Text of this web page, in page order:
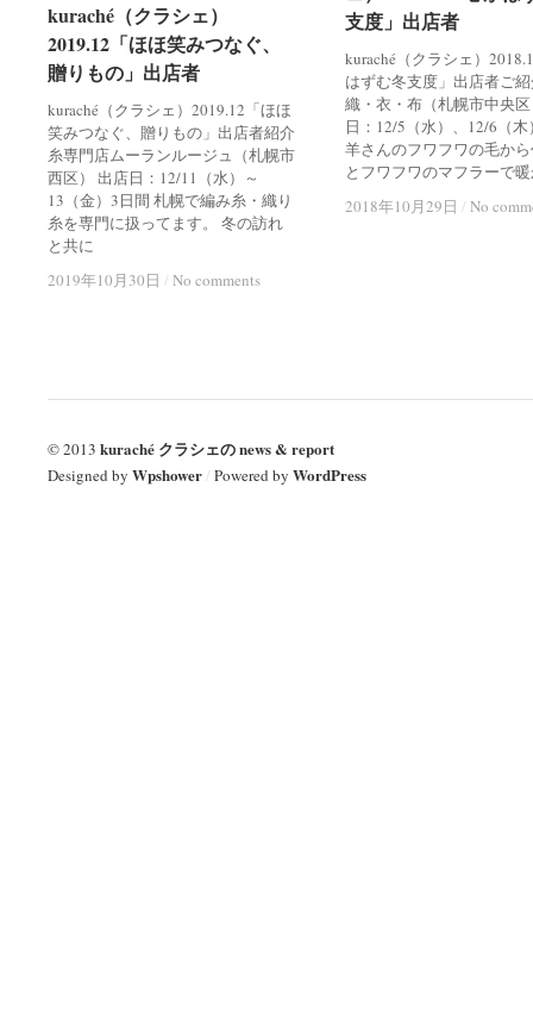
kuraché（クラシェ）
2019.12「ほほ笑みつなぐ、
贈りもの」出店者
kuraché（クラシェ）2019.12「ほほ
笑みつなぐ、贈りもの」出店者紹介
糸専門店ムーランルージュ（札幌市
西区） 出店日：12/11（水）～
13（金）3日間 札幌で編み糸・織り
糸を専門に扱ってます。 冬の訪れ
と共に
2019年10月30日 / No comments
kuraché（クラシェ）
2019.12「ほほ笑みつなぐ、
贈りもの」出店者
2019年10月30日 / No comments
支度」出店者
kuraché（クラシェ）
はずむ冬支度」出店者ご
織・衣・布（札幌市中央
日：12/5（水）、12/6（
羊さんのフワフワの毛か
とフワフワのマフラーで
2018年10月29日 / No
支度」出店者
2018年10月29日 / No
© 2013 kuraché クラシェの news & report
Designed by Wpshower/ Powered by WordPress